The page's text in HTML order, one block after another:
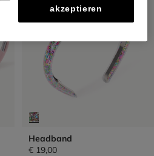
Headband
€ 19,00
akzeptieren